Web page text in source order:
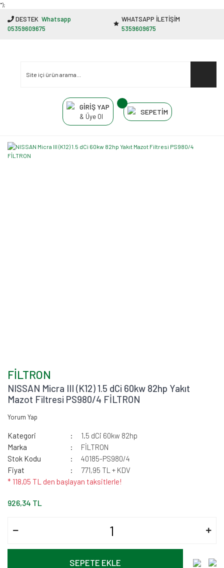
"');
DESTEK Whatsapp
05359609675
WHATSAPP İLETİŞİM
5359609675
GİRİŞ YAP
& Üye Ol
SEPETİM
FİLTRON
NISSAN Micra III (K12) 1.5 dCi 60kw 82hp Yakıt
Mazot Filtresi PS980/4 FİLTRON
Yorum Yap
Kategori
1.5 dCi 60kw 82hp
Marka
FİLTRON
Stok Kodu
40185-PS980/4
Fiyat
771,95 TL + KDV
* 118,05 TL den başlayan taksitlerle!
926,34 TL
SEPETE EKLE